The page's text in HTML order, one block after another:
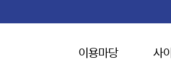
이용마당 사